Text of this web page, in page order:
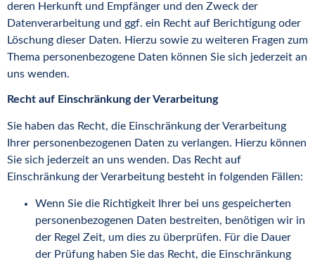
deren Herkunft und Empfänger und den Zweck der
Datenverarbeitung und ggf. ein Recht auf Berichtigung oder
Löschung dieser Daten. Hierzu sowie zu weiteren Fragen zum
Thema personenbezogene Daten können Sie sich jederzeit an
uns wenden.
Recht auf Einschränkung der Verarbeitung
Sie haben das Recht, die Einschränkung der Verarbeitung
Ihrer personenbezogenen Daten zu verlangen. Hierzu können
Sie sich jederzeit an uns wenden. Das Recht auf
Einschränkung der Verarbeitung besteht in folgenden Fällen:
Wenn Sie die Richtigkeit Ihrer bei uns gespeicherten
personenbezogenen Daten bestreiten, benötigen wir in
der Regel Zeit, um dies zu überprüfen. Für die Dauer
der Prüfung haben Sie das Recht, die Einschränkung